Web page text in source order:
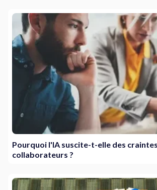
Pourquoi l'IA suscite-t-elle des
collaborateurs ?